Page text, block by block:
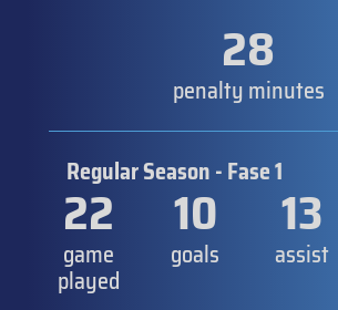
28
penalty minutes
Regular Season - Fase 1
22
game
played
10
goals
13
assist